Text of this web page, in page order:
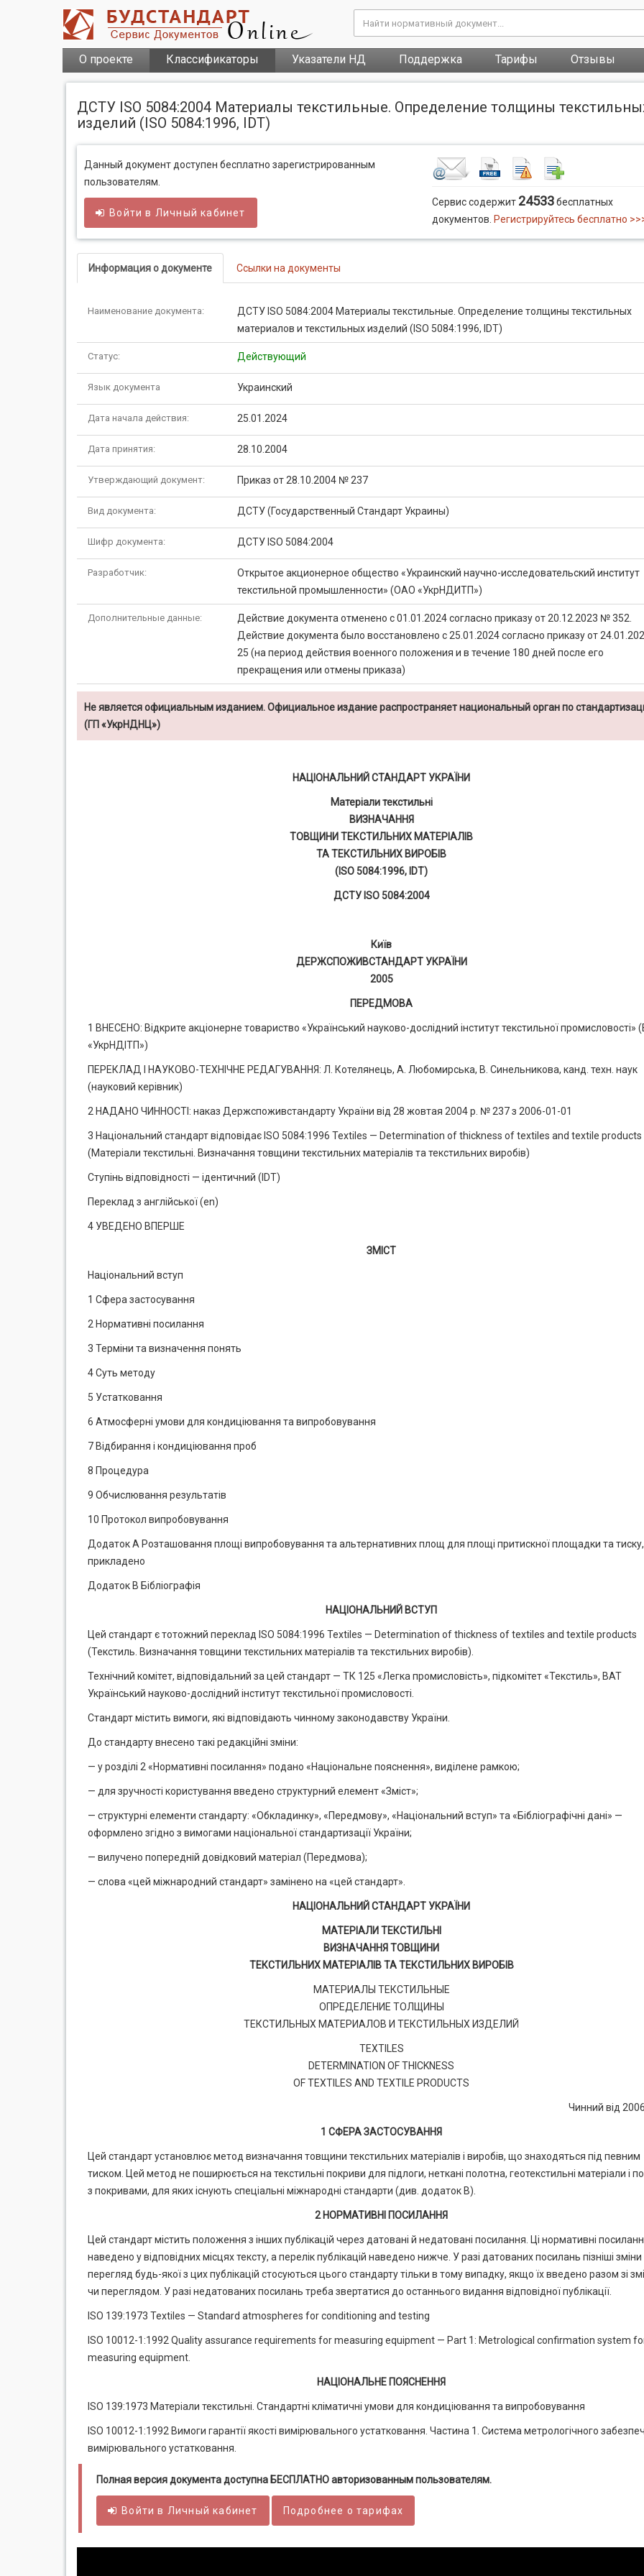
О проекте Классификаторы Указатели НД Поддержка Тарифы Отзывы
ДСТУ ISO 5084:2004 Материалы текстильные. Определение толщины
изделий (ISO 5084:1996, IDТ)
Данный документ доступен бесплатно зарегистрированным
пользователям.
Войти в Личный кабинет
Сервис содержит 24533бесплатных
документов. Регистрируйтесь бесплатно
Информация о документе Ссылки на документы
Наименование документа:
ДСТУ ISO 5084:2004 Материалы текстильные. Определение толщины текстильных
материалов и текстильных изделий (ISO 5084:1996, IDТ)
Статус: Действующий
Язык документа Украинский
Дата начала действия: 25.01.2024
Дата принятия: 28.10.2004
Утверждающий документ: Приказ от 28.10.2004 № 237
Вид документа: ДСТУ (Государственный Стандарт Украины)
Шифр документа: ДСТУ ISO 5084:2004
Разработчик:
Открытое акционерное общество «Украинский научно-исследовательский институт
текстильной промышленности» (ОАО «УкрНДИТП»)
Дополнительные данные:
Действие документа отменено с 01.01.2024 согласно приказу от 20.12.2023 № 352.
Действие документа было восстановлено с 25.01.2024 согласно приказу от
25 (на период действия военного положения и в течение 180 дней после его
прекращения или отмены приказа)
Не является официальным изданием. Официальное издание распространяет национальный орган по
(ГП «УкрНДНЦ»)
НАЦІОНАЛЬНИЙ СТАНДАРТ УКРАЇНИ
Матеріали текстильні
ВИЗНАЧАННЯ
ТОВЩИНИ ТЕКСТИЛЬНИХ МАТЕРІАЛІВ
ТА ТЕКСТИЛЬНИХ ВИРОБІВ
(ISO 5084:1996, IDТ)
ДСТУ ISO 5084:2004
Київ
ДЕРЖСПОЖИВСТАНДАРТ УКРАЇНИ
2005
ПЕРЕДМОВА
1 ВНЕСЕНО: Відкрите акціонерне товариство «Український науково-дослідний інститут текстильної промисловості»
«УкрНДІТП»)
ПЕРЕКЛАД І НАУКОВО-ТЕХНІЧНЕ РЕДАГУВАННЯ: Л. Котелянець, А. Любомирська, В. Синельникова, канд. техн. наук
(науковий керівник)
2 НАДАНО ЧИННОСТІ: наказ Держспоживстандарту України від 28 жовтая 2004 р. № 237 з 2006-01-01
3 Національний стандарт відповідає ISO 5084:1996 Textiles — Determination of thickness of textiles and textile products
(Матеріали текстильні. Визначання товщини текстильних матеріалів та текстильних виробів)
Ступінь відповідності — ідентичний (IDT)
Переклад з англійської (еn)
4 УВЕДЕНО ВПЕРШЕ
ЗМІСТ
Національний вступ
1 Сфера застосування
2 Нормативні посилання
3 Терміни та визначення понять
4 Суть методу
5 Устатковання
6 Атмосферні умови для кондиціювання та випробовування
7 Відбирання і кондиціювання проб
8 Процедура
9 Обчислювання результатів
10 Протокол випробовування
Додаток А Розташовання площі випробовування та альтернативних площ для площі притискної площадки та
прикладено
Додаток В Бібліографія
НАЦІОНАЛЬНИЙ ВСТУП
Цей стандарт є тотожний переклад ISO 5084:1996 Textiles — Determination of thickness of textiles and textile products
(Текстиль. Визначання товщини текстильних матеріалів та текстильних виробів).
Технічний комітет, відповідальний за цей стандарт — ТК 125 «Легка промисловість», підкомітет «Текстиль», ВАТ
Український науково-дослідний інститут текстильної промисловості.
Стандарт містить вимоги, які відповідають чинному законодавству України.
До стандарту внесено такі редакційні зміни:
— у розділі 2 «Нормативні посилання» подано «Національне пояснення», виділене рамкою;
— для зручності користування введено структурний елемент «Зміст»;
— структурні елементи стандарту: «Обкладинку», «Передмову», «Національний вступ» та «Бібліографічні дані» —
оформлено згідно з вимогами національної стандартизації України;
— вилучено попередній довідковий матеріал (Передмова);
— слова «цей міжнародний стандарт» замінено на «цей стандарт».
НАЦІОНАЛЬНИЙ СТАНДАРТ УКРАЇНИ
МАТЕРІАЛИ ТЕКСТИЛЬНІ
ВИЗНАЧАННЯ ТОВЩИНИ
ТЕКСТИЛЬНИХ МАТЕРІАЛІВ ТА ТЕКСТИЛЬНИХ ВИРОБІВ
МАТЕРИАЛЫ ТЕКСТИЛЬНЫЕ
ОПРЕДЕЛЕНИЕ ТОЛЩИНЫ
ТЕКСТИЛЬНЫХ МАТЕРИАЛОВ И ТЕКСТИЛЬНЫХ ИЗДЕЛИЙ
TEXTILES
DETERMINATION OF THICKNESS
OF TEXTILES AND TEXTILE PRODUCTS
Чинний від
1 СФЕРА ЗАСТОСУВАННЯ
Цей стандарт установлює метод визначання товщини текстильних матеріалів і виробів, що знаходяться під певним
тиском. Цей метод не поширюється на текстильні покриви для підлоги, неткані полотна, геотекстильні матеріали і
з покривами, для яких існують спеціальні міжнародні стандарти (див. додаток В).
2 НОРМАТИВНІ ПОСИЛАННЯ
Цей стандарт містить положення з інших публікацій через датовані й недатовані посилання. Ці нормативні
наведено у відповідних місцях тексту, а перелік публікацій наведено нижче. У разі датованих посилань пізніші
перегляд будь-якої з цих публікацій стосуються цього стандарту тільки в тому випадку, якщо їх введено разом зі
чи переглядом. У разі недатованих посилань треба звертатися до останнього видання відповідної публікації.
ISO 139:1973 Textiles — Standard atmospheres for conditioning and testing
ISO 10012-1:1992 Quality assurance requirements for measuring equipment — Part 1: Metrological confirmation system
measuring equipment.
НАЦІОНАЛЬНЕ ПОЯСНЕННЯ
ISO 139:1973 Матеріали текстильні. Стандартні кліматичні умови для кондиціювання та випробовування
ISO 10012-1:1992 Вимоги гарантії якості вимірювального устатковання. Частина 1. Система метрологічного
вимірювального устатковання.
Полная версия документа доступна БЕСПЛАТНО авторизованным пользователям.
Войти в Личный кабинет Подробнее о тарифах